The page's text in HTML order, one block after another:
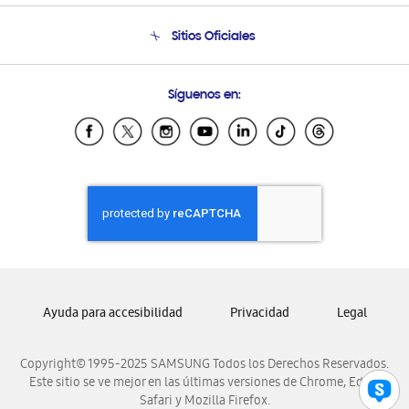
Soporte vía eMail
Sitios Oficiales
Samsung Ecuador
Samsung El Salvador
Samsung Honduras
Samsung Nicaragua
Samsung Panamá
Samsung Venezuela
Síguenos en:
Copyright© 1995-2025 SAMSUNG Todos los Derechos Reservados.
Este sitio se ve mejor en las últimas versiones de Chrome, Edge,
Safari y Mozilla Firefox.
Ayuda para accesibilidad Privacidad Legal